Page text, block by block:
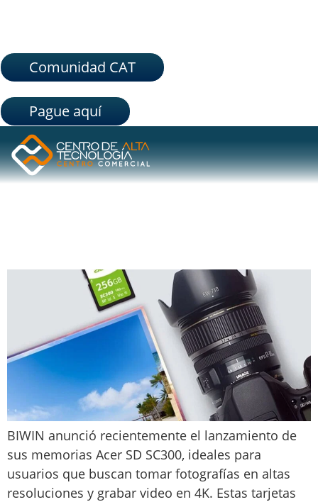
Comunidad CAT
Pague aquí
BIWIN anunció recientemente el lanzamiento de
sus memorias Acer SD SC300, ideales para
usuarios que buscan tomar fotografías en altas
resoluciones y grabar video en 4K. Estas tarjetas